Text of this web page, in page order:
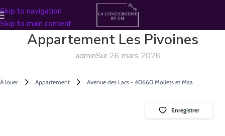
Skip to navigation
Skip to main content
Appartement Les Pivoines
adminSur 26 mars 2026
À louer Appartement Avenue des Lacs - 40660 Moliets et Maa
Enregistrer